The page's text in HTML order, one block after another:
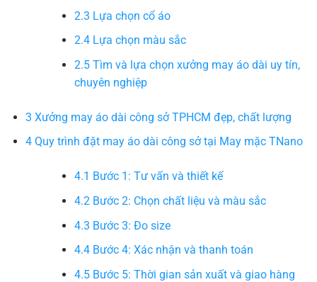
2.3 Lựa chọn cổ áo
2.4Lựa chọn màu sắc
2.5Tìm và lựa chọn xưởng may áo dài uy tín,
chuyên nghiệp
3 Xưởng may áo dài công sở TPHCM đẹp, chất lượng
4Quy trình đặt may áo dài công sở tại May mặc TNano
4.1 Bước 1: Tư vấn và thiết kế
4.2Bước 2: Chọn chất liệu và màu sắc
4.3 Bước 3: Đo size
4.4Bước 4: Xác nhận và thanh toán
4.5Bước 5: Thời gian sản xuất và giao hàng